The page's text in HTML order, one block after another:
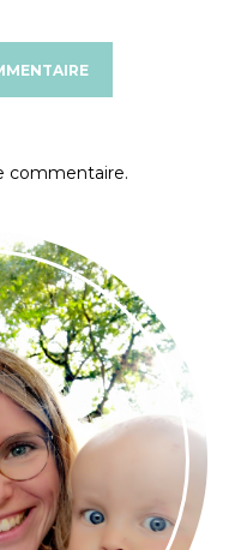
commentaire.